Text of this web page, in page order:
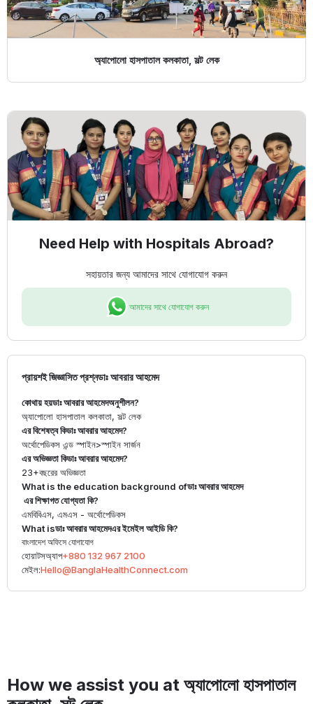
অ্যাপোলো হাসপাতাল কলকাতা, সল্ট লেক
Need Help with Hospitals Abroad?
সহায়তার জন্য আমাদের সাথে যোগাযোগ করুন
আমাদের সাথে যোগাযোগ করুন
প্রায়শই জিজ্ঞাসিত প্রশ্নডাঃ আবরার আহমেদ
কোথায় হয়ডাঃ আবরার আহমেদঅনুশীলন?
অ্যাপোলো হাসপাতাল কলকাতা, সল্ট লেক
এর বিশেষত্ব কিডাঃ আবরার আহমেদ?
অর্থোপেডিকস এন্ড স্পাইন>স্পাইন সার্জন
এর অভিজ্ঞতা কিডাঃ আবরার আহমেদ?
23+বছরের অভিজ্ঞতা
What is the education background ofডাঃ আবরার আহমেদ
এর শিক্ষাগত যোগ্যতা কি?
এমবিবিএস, এমএস - অর্থোপেডিকস
What isডাঃ আবরার আহমেদএর ইমেইল আইডি কি?
বাংলাদেশ অফিসে যোগাযোগ
হোয়াটসঅ্যাপ+880 132 967 2100
মেইল:Hello@BanglaHealthConnect.com
How we assist you at অ্যাপোলো হাসপাতাল